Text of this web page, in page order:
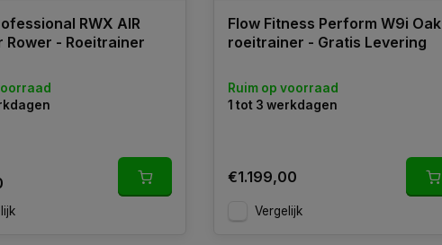
RWX AIR
Rower - Roeitrainer
Flow Fitness Perform W9i Oak
roeitrainer - Gratis Levering
Ruim op voorraad
1 tot 3 werkdagen
€1.199,00
Vergelijk